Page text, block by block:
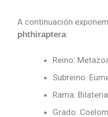
A continuación
phthiraptera:
Reino:
Subreino:
Rama: Bilateria
Grado: